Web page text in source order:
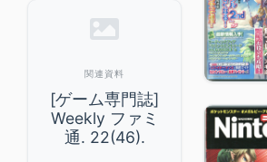
関連資料
[ゲーム専門誌]
Weekly ファミ
通. 22(46).